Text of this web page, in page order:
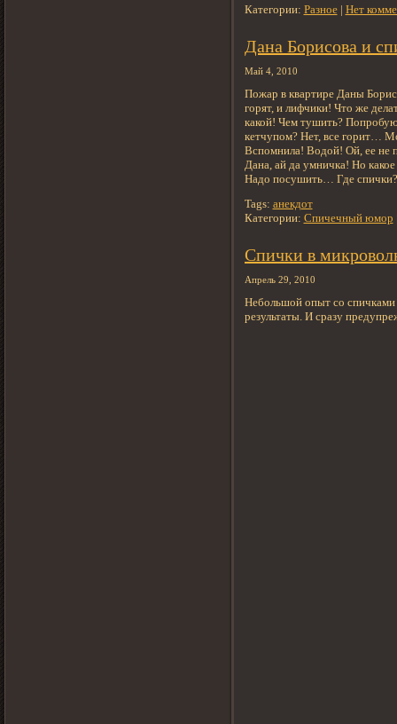
Категории: Разное| Нет
Дана Борисова и
Май 4, 2010
Пожар в квартире Даны
горят, и лифчики! Что же
какой! Чем тушить?
кетчупом? Нет, все горит…
Вспомнила! Водой! Ой, ее не
Дана, ай да умничка! Но
Надо посушить… Где
Tags: анекдот
Категории: Спичечный юмор
Спички в
Апрель 29, 2010
Небольшой опыт со спичками
результаты. И сразу